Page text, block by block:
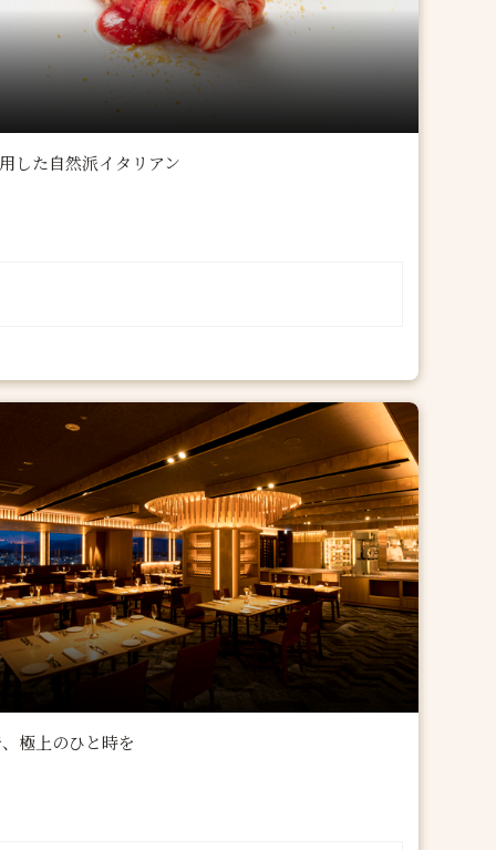
した自然派イタリアン
極上のひと時を